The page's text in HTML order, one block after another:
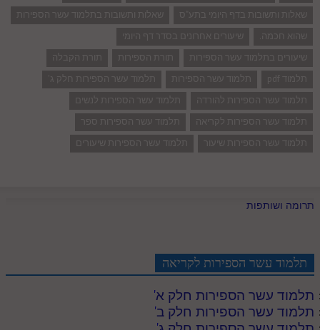
שאלות ותשובות בדף היומי בתע"ס
שאלות ותשובות בתלמוד עשר הספירות
שהוא חכמה.
שיעורים אחרונים בסדר דף היומי
שיעורים בתלמוד עשר הספירות
תורת הספירות
תורת הקבלה
תלמוד pdf
תלמוד עשר הספירות
תלמוד עשר הספירות חלק ג'
תלמוד עשר הספירות להורדה
תלמוד עשר הספירות לנשים
תלמוד עשר הספירות לקריאה
תלמוד עשר הספירות ספר
תלמוד עשר הספירות שיעור
תלמוד עשר הספירות שיעורים
תרומה ושותפות
תלמוד עשר הספירות לקריאה
תלמוד עשר הספירות חלק א'
תלמוד עשר הספירות חלק ב'